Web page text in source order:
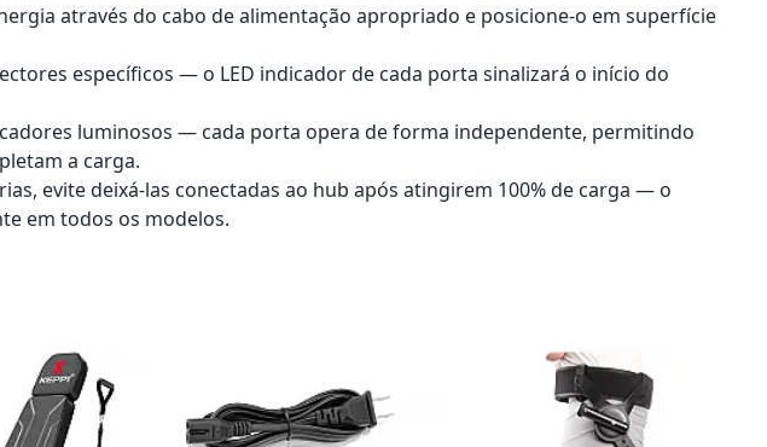
através do cabo de alimentação apropriado e posicione-o em superfície
específicos — o LED indicador de cada porta sinalizará o início do
luminosos — cada porta opera de forma independente, permitindo
a carga.
evite deixá-las conectadas ao hub após atingirem 100% de carga — o
em todos os modelos.Adicionar ao carrinho